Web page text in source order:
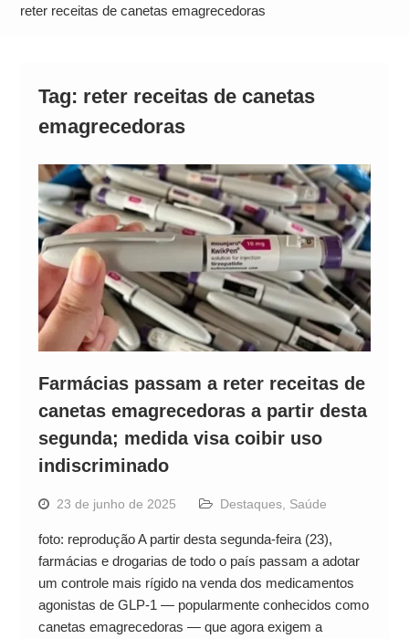
Operação Ágio: Ação policial na Bahia prende 14
reter receitas de canetas emagrecedoras
Tag: reter receitas de canetas
emagrecedoras
Farmácias passam a reter receitas de
canetas emagrecedoras a partir desta
segunda; medida visa coibir uso
indiscriminado
23 de junho de 2025 Destaques, Saúde
foto: reprodução A partir desta segunda-feira (23),
farmácias e drogarias de todo o país passam a adotar
um controle mais rígido na venda dos medicamentos
agonistas de GLP-1 — popularmente conhecidos como
canetas emagrecedoras — que agora exigem a